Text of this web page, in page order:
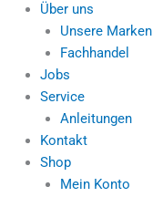
Über uns
Unsere Marken
Fachhandel
Jobs
Service
Anleitungen
Kontakt
Shop
Mein Konto